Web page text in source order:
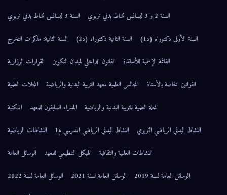
السنة 2 و 3 ليسانس نشاط بدني تربوي
السنة 3 ليسانس نشاط بدني تربوي
السنة الأولى دكتوراه (د1)
السنة الثانية دكتوراه (د2)
السنة الثانية: مذكرات التخرج
القائمة الإسمية للأساتذة
القانون الداخلي لميدان التكوين
القرارات الوزارية
القوانين الخاصة بالأستاذ
المجالس العلمية لمعهد التربية البدنية والرياضية
المجلات العلمية
المجلة العلمية للتربية البدنية والرياضية
المدراء السابقون للمعهد
المكتبة
النشاط البدني الرياضي التربوي
النشاط البدني الرياضي المدرسي م1
النشاطات الرياضية
النشاطات العلمية والثقافية
الهيكل التنظيمي للمعهد
الوسائل العامة
الوسائل العامة لسنة 2019
الوسائل العامة لسنة 2021
الوسائل العامة لسنة 2022